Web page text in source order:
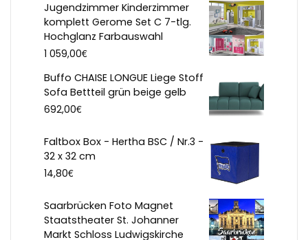
Jugendzimmer Kinderzimmer
komplett Gerome Set C 7-tlg.
Hochglanz Farbauswahl
1 059,00€
Buffo CHAISE LONGUE Liege Stoff
Sofa Bettteil grün beige gelb
692,00€
Faltbox Box - Hertha BSC / Nr.3 -
32 x 32 cm
14,80€
Saarbrücken Foto Magnet
Staatstheater St. Johanner
Markt Schloss Ludwigskirche